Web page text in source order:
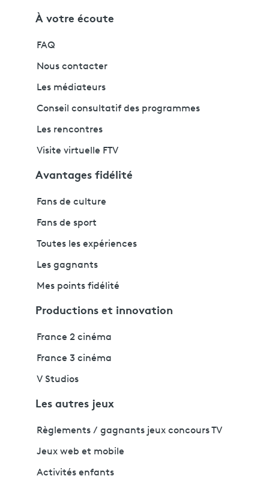
À votre écoute
FAQ
Nous contacter
Les médiateurs
Conseil consultatif des programmes
Les rencontres
Visite virtuelle FTV
Avantages fidélité
Fans de culture
Fans de sport
Toutes les expériences
Les gagnants
Mes points fidélité
Productions et innovation
France 2 cinéma
France 3 cinéma
V Studios
Les autres jeux
Règlements / gagnants jeux concours TV
Jeux web et mobile
Activités enfants